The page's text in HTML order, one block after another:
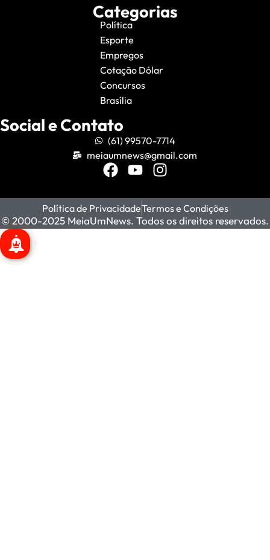
Categorias
Política
Esporte
Empregos
Cotação Dólar
Concursos
Brasília
Social e Contato
(61) 99570-7714
meiaumnews@gmail.com
Política de PrivacidadeTermos e Condições
© 2000-2025 MeiaUmNews. Todos os direitos reservados.